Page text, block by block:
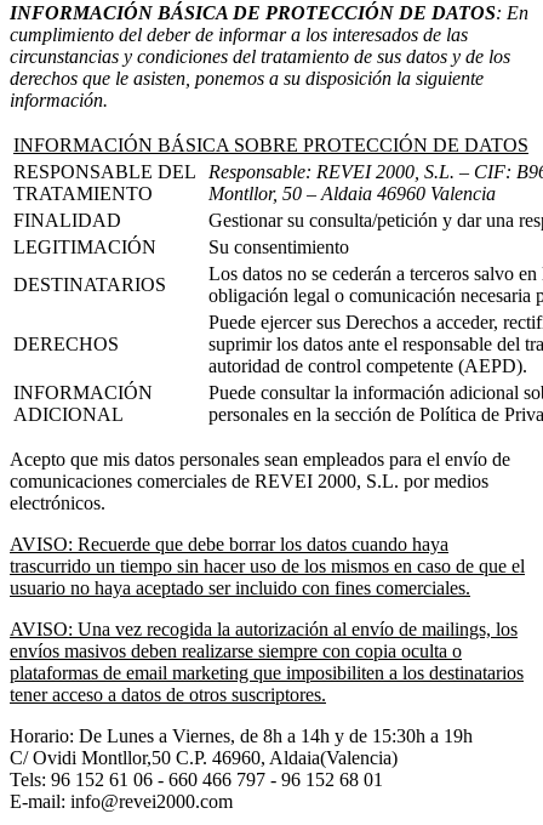
INFORMACIÓN BÁSICA DE PROTECCIÓN DE DATOS: En
cumplimiento del deber de informar a los interesados de las
circunstancias y condiciones del tratamiento de sus datos y de los
derechos que le asisten, ponemos a su disposición la siguiente
información.
INFORMACIÓN BÁSICA SOBRE PROTECCIÓN DE DATOS
RESPONSABLE DEL
TRATAMIENTO
Responsable: REVEI 2000, S.L. – CIF:
Montllor, 50 – Aldaia 46960 Valencia
FINALIDAD
Gestionar su consulta/petición y dar una
LEGITIMACIÓN
Su consentimiento
DESTINATARIOS
Los datos no se cederán a terceros salvo
obligación legal o comunicación necesaria
DERECHOS
Puede ejercer sus Derechos a acceder,
suprimir los datos ante el responsable del
autoridad de control competente (AEPD).
INFORMACIÓN
ADICIONAL
Puede consultar la información adicional
personales en la sección de Política de
Acepto que mis datos personales sean empleados para el envío de
comunicaciones comerciales de REVEI 2000, S.L. por medios
electrónicos.
AVISO: Recuerde que debe borrar los datos cuando haya
trascurrido un tiempo sin hacer uso de los mismos en caso de que el
usuario no haya aceptado ser incluido con fines comerciales.
AVISO: Una vez recogida la autorización al envío de mailings, los
envíos masivos deben realizarse siempre con copia oculta o
plataformas de email marketing que imposibiliten a los destinatarios
tener acceso a datos de otros suscriptores.
Horario: De Lunes a Viernes, de 8h a 14h y de 15:30h a 19h
C/ Ovidi Montllor,50 C.P. 46960, Aldaia(Valencia)
Tels: 96 152 61 06 - 660 466 797 - 96 152 68 01
E-mail: info@revei2000.com